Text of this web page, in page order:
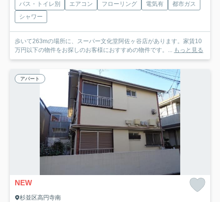
バス・トイレ別 エアコン フローリング 電気有
都市ガス
シャワー
歩いて263mの場所に、スーパー文化堂阿佐ヶ谷店があります。家賃10
万円以下の物件をお探しのお客様におすすめの物件です。... もっと見る
アパート
NEW
杉並区高円寺南